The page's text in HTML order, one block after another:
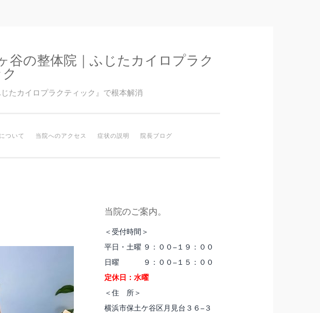
谷の整体院｜ふじたカイロプラク
たカイロプラクティック』で根本解消
ついて 当院へのアクセス 症状の説明 院長ブログ
当院のご案内。
＜受付時間＞
平日・土曜 ９：００−１９：００
日曜 ９：００−１５：００
定休日：水曜
＜住 所＞
横浜市保土ケ谷区月見台３６−３